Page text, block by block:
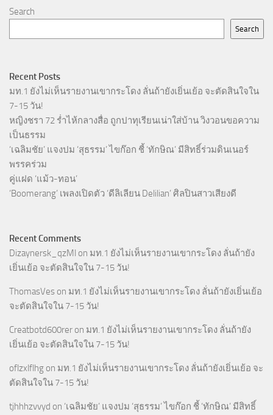
Search
Search
Recent Posts
มท.1 ยังไม่เห็นรายงานเขากระโดง ลั่นถ้ายังเยิ่นเย้อ จะตัดสินใจใน
7-15 วัน!
หญิงชรา 72 ร่ำไห้กลางสื่อ ถูกปาทุเรียนเน่าใส่บ้าน วิงวอนขอความ
เป็นธรรม
‘เฉลิมชัย’ แจงปม ‘สุธรรม’ ไขก๊อก ชี้ ‘ทักษิณ’ มีสิทธิ์ร่วมดินเนอร์
พรรคร่วม
คู่แฝด ‘แม้ว-ทอน’
‘Boomerang’ เพลงเปิดตัว ‘ดีลิเลียน Delilian’ ศิลปินสาวเสียงดี
Recent Comments
Dizaynersk_qzMl on มท.1 ยังไม่เห็นรายงานเขากระโดง ลั่นถ้ายัง
เยิ่นเย้อ จะตัดสินใจใน 7-15 วัน!
ThomasVes on มท.1 ยังไม่เห็นรายงานเขากระโดง ลั่นถ้ายังเยิ่นเย้อ
จะตัดสินใจใน 7-15 วัน!
Creatbotd600rer on มท.1 ยังไม่เห็นรายงานเขากระโดง ลั่นถ้ายัง
เยิ่นเย้อ จะตัดสินใจใน 7-15 วัน!
oflzxlflhg on มท.1 ยังไม่เห็นรายงานเขากระโดง ลั่นถ้ายังเยิ่นเย้อ จะ
ตัดสินใจใน 7-15 วัน!
tjhhhzvvyd on ‘เฉลิมชัย’ แจงปม ‘สุธรรม’ ไขก๊อก ชี้ ‘ทักษิณ’ มีสิทธิ์